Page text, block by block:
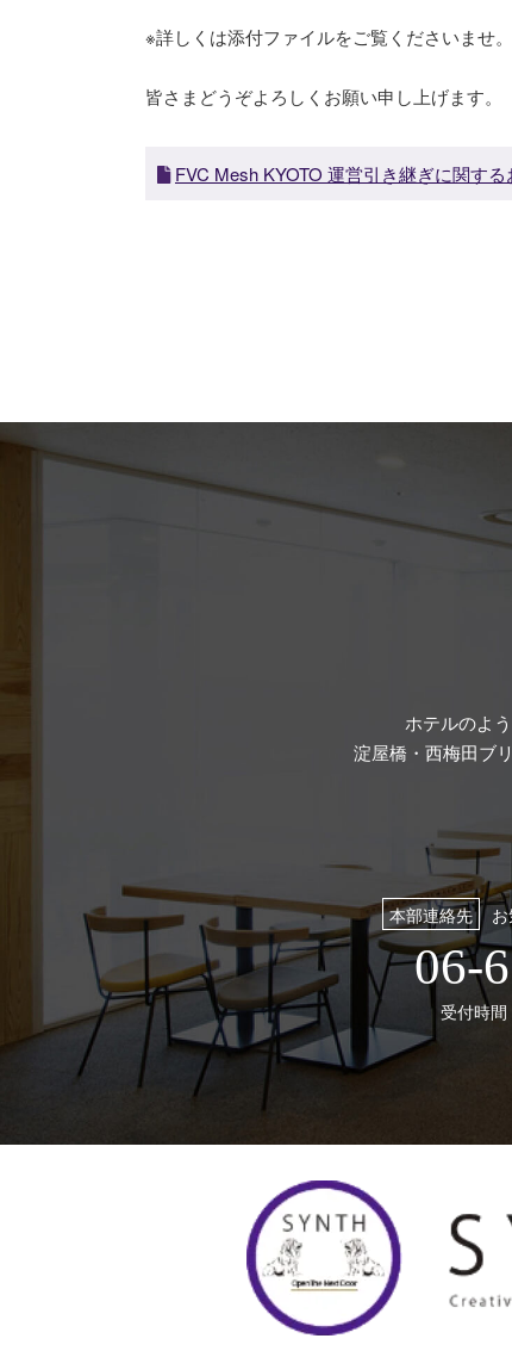
※詳しくは添付ファイルをご覧くださいませ。
皆さまどうぞよろしくお願い申し上げます。
FVC Mesh KYOTO 運営引き継ぎに関す
ホテルのよ
淀屋橋・西梅田ブ
本部連絡先
06-
受付時